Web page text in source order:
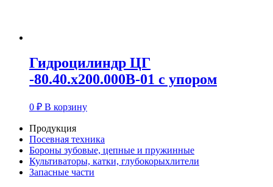
Гидроцилиндр ЦГ
-80.40.х200.000В-01 с упором
0 ₽ В корзину
Продукция
Посевная техника
Бороны зубовые, цепные и пружинные
Культиваторы, катки, глубокорыхлители
Запасные части